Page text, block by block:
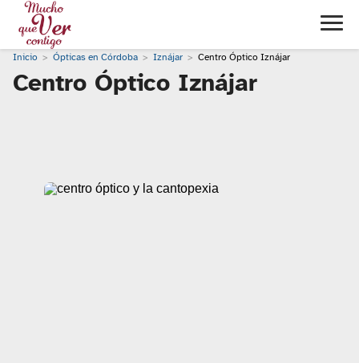
Inicio Ópticas en Córdoba Iznájar Centro Óptico Iznájar
Centro Óptico Iznájar